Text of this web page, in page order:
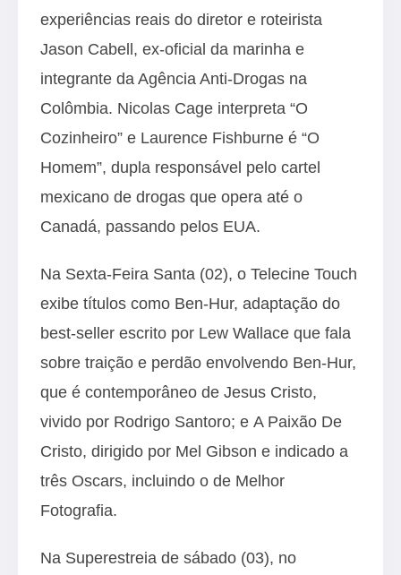
experiências reais do diretor e roteirista
Jason Cabell, ex-oficial da marinha e
integrante da Agência Anti-Drogas na
Colômbia. Nicolas Cage interpreta “O
Cozinheiro” e Laurence Fishburne é “O
Homem”, dupla responsável pelo cartel
mexicano de drogas que opera até o
Canadá, passando pelos EUA.
Na Sexta-Feira Santa (02), o Telecine Touch
exibe títulos como Ben-Hur, adaptação do
best-seller escrito por Lew Wallace que fala
sobre traição e perdão envolvendo Ben-Hur,
que é contemporâneo de Jesus Cristo,
vivido por Rodrigo Santoro; e A Paixão De
Cristo, dirigido por Mel Gibson e indicado a
três Oscars, incluindo o de Melhor
Fotografia.
Na Superestreia de sábado (03), no